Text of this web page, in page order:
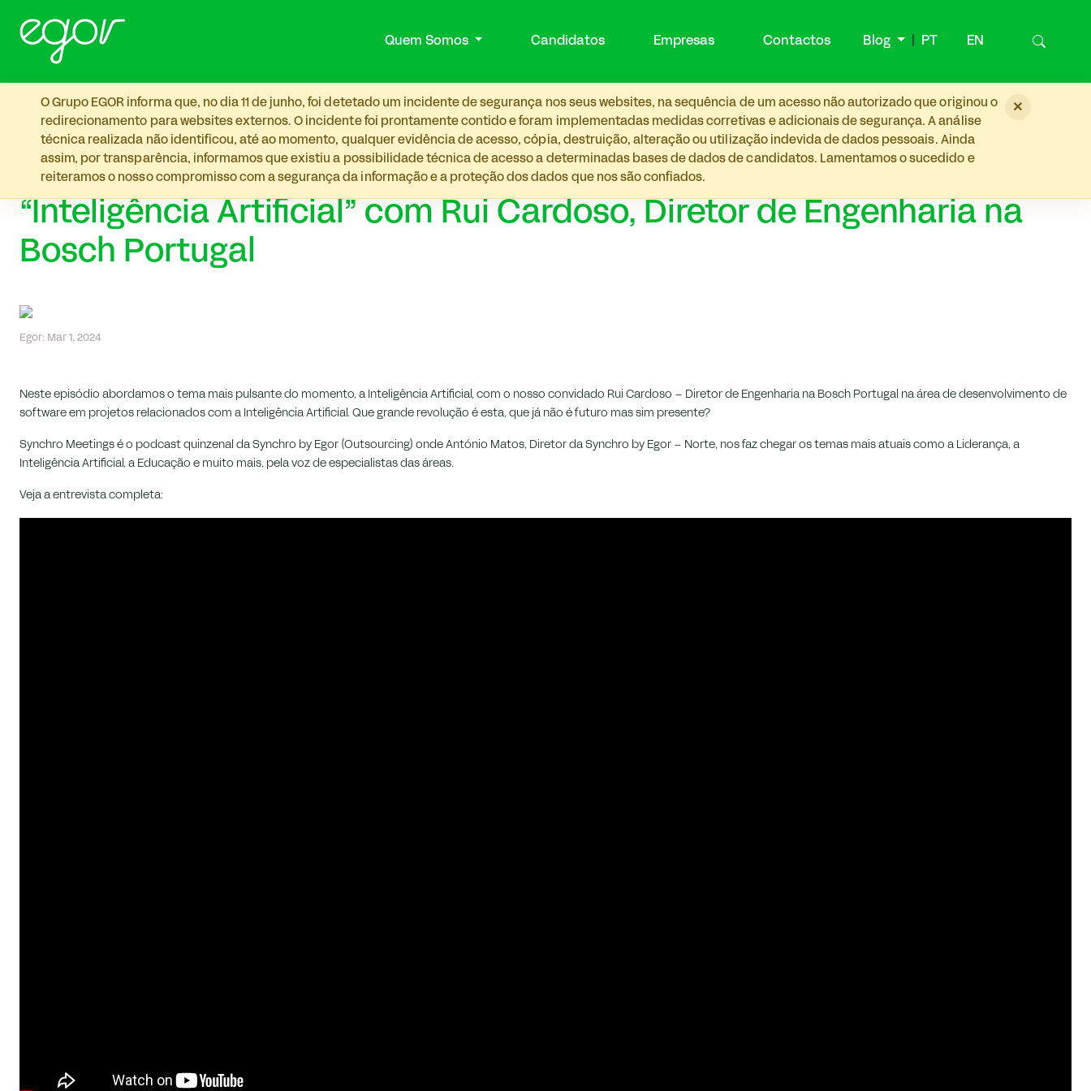
Quem Somos Candidatos Empresas Contactos Blog PT EN
O Grupo EGOR informa que, no dia 11 de junho, foi detetado um incidente de segurança nos seus websites, na sequência de um acesso não autorizado que originou o
redirecionamento para websites externos. O incidente foi prontamente contido e foram implementadas medidas corretivas e adicionais de segurança. A análise
técnica realizada não identificou, até ao momento, qualquer evidência de acesso, cópia, destruição, alteração ou utilização indevida de dados pessoais. Ainda
assim, por transparência, informamos que existiu a possibilidade técnica de acesso a determinadas bases de dados de candidatos. Lamentamos o sucedido e
reiteramos o nosso compromisso com a segurança da informação e a proteção dos dados que nos são confiados.
×
“Inteligência Artificial” com Rui Cardoso, Diretor de Engenharia na
Bosch Portugal
Egor: Mar 1, 2024
Neste episódio abordamos o tema mais pulsante do momento, a Inteligência Artificial, com o nosso convidado Rui Cardoso – Diretor de Engenharia na Bosch Portugal na área de desenvolvimento de
software em projetos relacionados com a Inteligência Artificial. Que grande revolução é esta, que já não é futuro mas sim presente?
Synchro Meetings é o podcast quinzenal da Synchro by Egor (Outsourcing) onde António Matos, Diretor da Synchro by Egor – Norte, nos faz chegar os temas mais atuais como a Liderança, a
Inteligência Artificial, a Educação e muito mais, pela voz de especialistas das áreas.
Veja a entrevista completa: